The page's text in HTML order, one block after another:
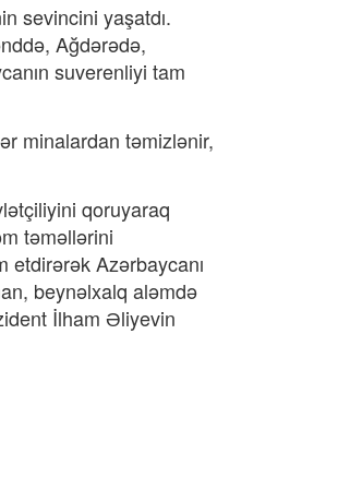
sevincini yaşatdı.
Ağdərədə,
suverenliyi tam
minalardan təmizlənir,
qoruyaraq
təməllərini
etdirərək Azərbaycanı
beynəlxalq aləmdə
İlham Əliyevin